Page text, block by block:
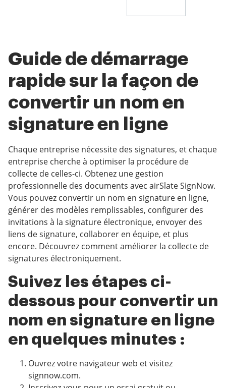
Guide de démarrage
rapide sur la façon de
convertir un nom en
signature en ligne
Chaque entreprise nécessite des signatures, et chaque
entreprise cherche à optimiser la procédure de
collecte de celles-ci. Obtenez une gestion
professionnelle des documents avec airSlate SignNow.
Vous pouvez convertir un nom en signature en ligne,
générer des modèles remplissables, configurer des
invitations à la signature électronique, envoyer des
liens de signature, collaborer en équipe, et plus
encore. Découvrez comment améliorer la collecte de
signatures électroniquement.
Suivez les étapes ci-
dessous pour convertir un
nom en signature en ligne
en quelques minutes :
Ouvrez votre navigateur web et visitez
signnow.com.